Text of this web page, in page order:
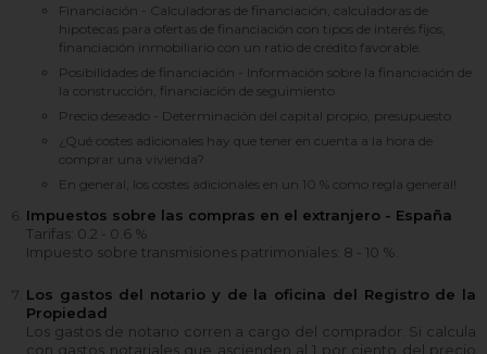
Financiación - Calculadoras de financiación, calculadoras de
hipotecas para ofertas de financiación con tipos de interés fijos,
financiación inmobiliario con un ratio de crédito favorable.
Posibilidades de financiación - Información sobre la financiación de
la construcción, financiación de seguimiento
Precio deseado - Determinación del capital propio, presupuesto
¿Qué costes adicionales hay que tener en cuenta a la hora de
comprar una vivienda?
En general, los costes adicionales en un 10 % como regla general!
Impuestos sobre las compras en el extranjero - España
Tarifas: 0.2 - 0.6 %
Impuesto sobre transmisiones patrimoniales: 8 - 10 %.
Los gastos del notario y de la oficina del Registro de la
Propiedad
Los gastos de notario corren a cargo del comprador. Si calcula
con gastos notariales que ascienden al 1 por ciento del precio